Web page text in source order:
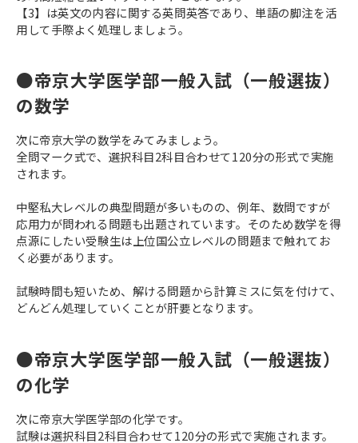
【3】は英文の内容に関する英問英答であり、単語の脚注を活
用して手際よく処理しましょう。
●帝京大学医学部一般入試（一般選抜）
の数学
次に帝京大学の数学をみてみましょう。
全問マーク式で、選択科目2科目合わせて120分の形式で実施
されます。
中堅私大レベルの典型問題が多いものの、例年、数問ですが
応用力が問われる問題も出題されています。そのため数学を得
点源にしたい受験生は上位国公立レベルの問題まで触れてお
く必要があります。
試験時間も短いため、解ける問題から計算ミスに気を付けて、
どんどん処理していくことが肝要となります。
●帝京大学医学部一般入試（一般選抜）
の化学
次に帝京大学医学部の化学です。
試験は選択科目2科目合わせて120分の形式で実施されます。